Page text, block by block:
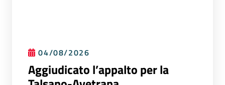
04/08/2026
Aggiudicato l’appalto per la